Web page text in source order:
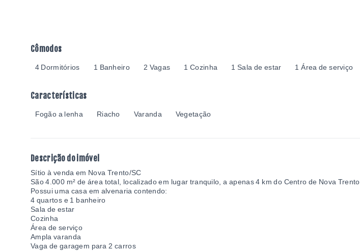
Cômodos
4 Dormitórios 1 Banheiro 2 Vagas 1 Cozinha 1 Sala de estar 1 Área de serviço
Características
Fogão a lenha Riacho Varanda Vegetação
Descrição do imóvel
Sítio à venda em Nova Trento/SC
São 4.000 m² de área total, localizado em lugar tranquilo, a apenas 4 km do Centro de Nova Trento
Possui uma casa em alvenaria contendo:
4 quartos e 1 banheiro
Sala de estar
Cozinha
Área de serviço
Ampla varanda
Vaga de garagem para 2 carros